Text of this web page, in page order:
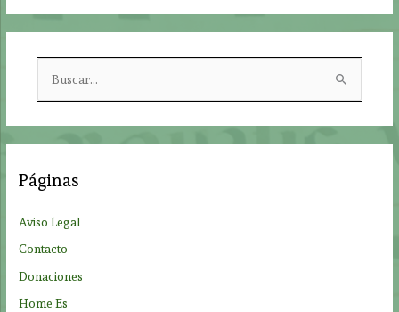
c
r
:
Páginas
Aviso Legal
Contacto
Donaciones
Home Es